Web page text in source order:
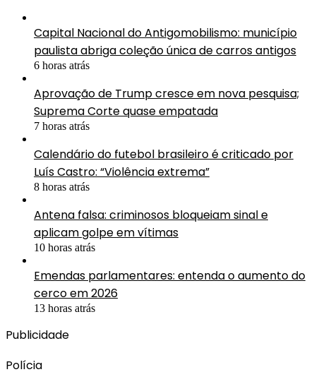
Capital Nacional do Antigomobilismo: município
paulista abriga coleção única de carros antigos
6 horas atrás
Aprovação de Trump cresce em nova pesquisa;
Suprema Corte quase empatada
7 horas atrás
Calendário do futebol brasileiro é criticado por
Luís Castro: “Violência extrema”
8 horas atrás
Antena falsa: criminosos bloqueiam sinal e
aplicam golpe em vítimas
10 horas atrás
Emendas parlamentares: entenda o aumento do
cerco em 2026
13 horas atrás
Publicidade
Polícia